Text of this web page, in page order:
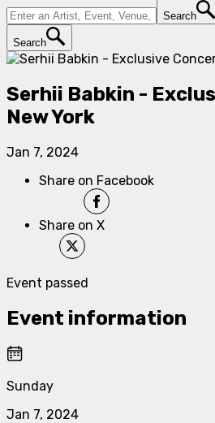
Search
Search
Serhii Babkin -
New York
Jan 7, 2024
Share on Facebook
Share on X
Event passed
Event information
Sunday
Jan 7, 2024